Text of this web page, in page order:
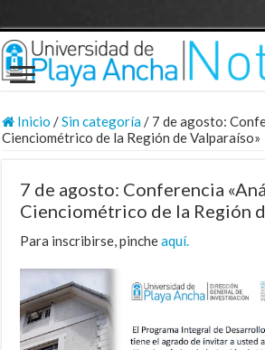
Inicio /Sin categoría/ 7 de agosto:
Cienciométrico de la Región de Valparaíso»
7 de agosto: Conferencia
Cienciométrico de la Región
Para inscribirse, pincheaquí.